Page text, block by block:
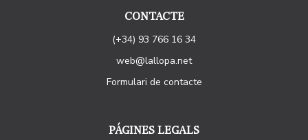
CONTACTE
(+34) 93 766 16 34
web@lallopa.net
Formulari de contacte
PÁGINES LEGALS